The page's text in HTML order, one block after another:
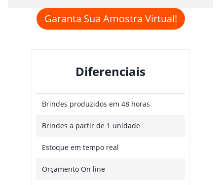
Garanta Sua Amostra Virtual!
Diferenciais
Brindes produzidos em 48 horas
Brindes a partir de 1 unidade
Estoque em tempo real
Orçamento On line